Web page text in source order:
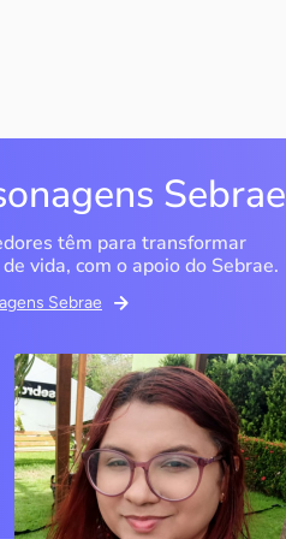
Sebrae
têm para transformar
vida, com o apoio do Sebrae.
Sebrae
Memória Ancestral
São Luís / MA
Ao lado da irmã e com o
apoio do Sebrae, a Memória
Ancestral utiliza inteligência
artificial com o objetivo de